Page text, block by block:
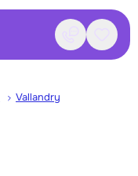
Kontakt
Vallandry